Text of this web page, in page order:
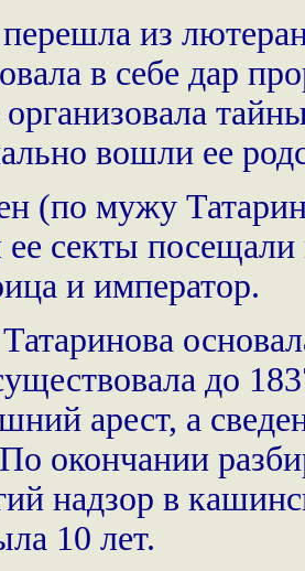
из
в себе дар
организовала
вошли ее
(по мужу
ее секты
и император.
до
арест, а
окончании
надзор в
10 лет.